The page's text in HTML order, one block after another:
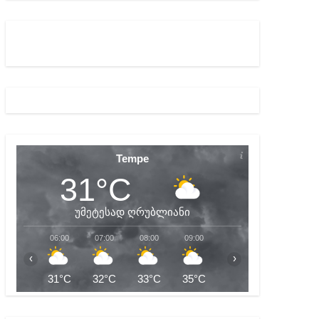
Tempe
31°C
უმეტესად ღრუბლიანი
06:00
31°C
07:00
32°C
08:00
33°C
09:00
35°C
‹ ›